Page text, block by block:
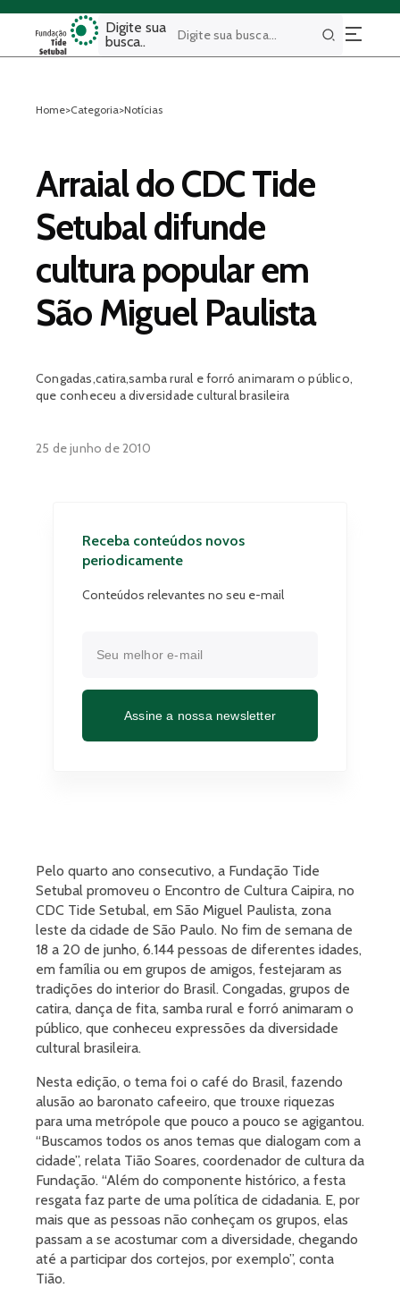
Digite sua
busca..
Buscar
Home>Categoria>Notícias
Arraial do CDC Tide
Setubal difunde
cultura popular em
São Miguel Paulista
Congadas,catira,samba rural e forró animaram o público,
que conheceu a diversidade cultural brasileira
25 de junho de 2010
Pelo quarto ano consecutivo, a Fundação Tide
Setubal promoveu o Encontro de Cultura Caipira, no
CDC Tide Setubal, em São Miguel Paulista, zona
leste da cidade de São Paulo. No fim de semana de
18 a 20 de junho, 6.144 pessoas de diferentes idades,
em família ou em grupos de amigos, festejaram as
tradições do interior do Brasil. Congadas, grupos de
catira, dança de fita, samba rural e forró animaram o
público, que conheceu expressões da diversidade
cultural brasileira.
Nesta edição, o tema foi o café do Brasil, fazendo
alusão ao baronato cafeeiro, que trouxe riquezas
para uma metrópole que pouco a pouco se agigantou.
“Buscamos todos os anos temas que dialogam com a
cidade”, relata Tião Soares, coordenador de cultura da
Fundação. “Além do componente histórico, a festa
resgata faz parte de uma política de cidadania. E, por
mais que as pessoas não conheçam os grupos, elas
passam a se acostumar com a diversidade, chegando
até a participar dos cortejos, por exemplo”, conta
Tião.
Receba conteúdos novos
periodicamente
Conteúdos relevantes no seu e-mail
Assine a nossa newsletter